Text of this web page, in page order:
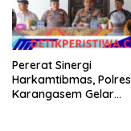
Pererat Sinergi
Harkamtibmas, Polres
Karangasem Gelar